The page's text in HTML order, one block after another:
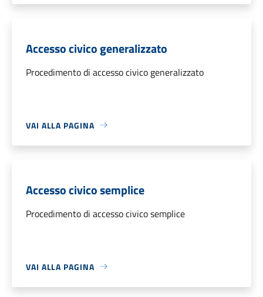
Accesso civico generalizzato
Procedimento di accesso civico generalizzato
VAI ALLA PAGINA
Accesso civico semplice
Procedimento di accesso civico semplice
VAI ALLA PAGINA